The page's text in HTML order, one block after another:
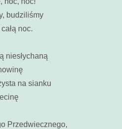
budziliśmy
noc.
niesłychaną
na sianku
Przedwiecznego,